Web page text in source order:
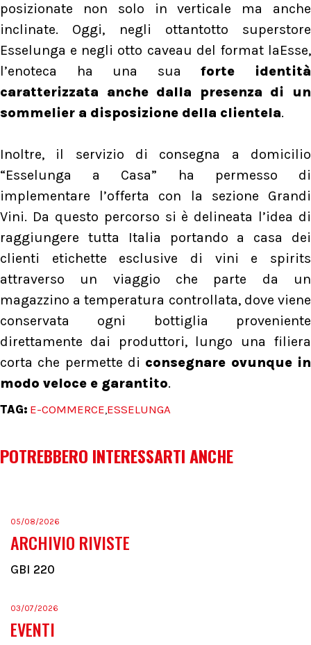
posizionate non solo in verticale ma anche
inclinate. Oggi, negli ottantotto superstore
Esselunga e negli otto caveau del format laEsse,
l’enoteca ha una sua forte identità
caratterizzata anche dalla presenza di un
sommelier a disposizione della clientela.
Inoltre, il servizio di consegna a domicilio
“Esselunga a Casa” ha permesso di
implementare l’offerta con la sezione Grandi
Vini. Da questo percorso si è delineata l’idea di
raggiungere tutta Italia portando a casa dei
clienti etichette esclusive di vini e spirits
attraverso un viaggio che parte da un
magazzino a temperatura controllata, dove viene
conservata ogni bottiglia proveniente
direttamente dai produttori, lungo una filiera
corta che permette di consegnare ovunque in
modo veloce e garantito.
TAG: E-COMMERCE,ESSELUNGA
POTREBBERO INTERESSARTI ANCHE
05/08/2026
ARCHIVIO RIVISTE
GBI 220
03/07/2026
EVENTI